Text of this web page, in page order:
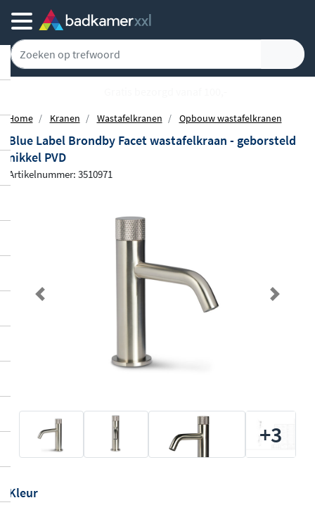
Home Kranen Wastafelkranen Opbouw wastafelkranen
Blue Label Brondby Facet wastafelkraan - geborsteld
nikkel PVD
Artikelnummer: 3510971
Previous Next
+3
Kleur